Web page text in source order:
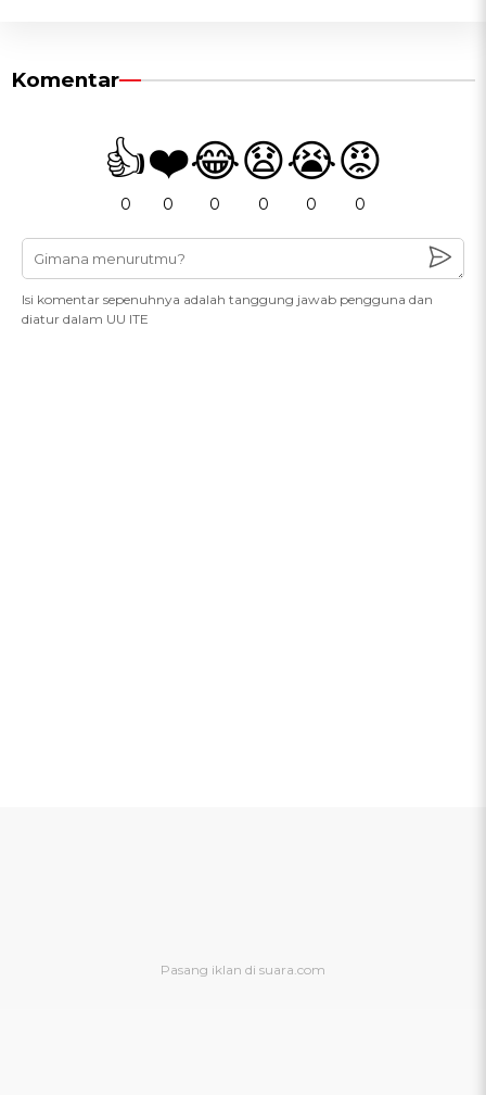
Komentar
👍
0
❤️
0
😂
0
😧
0
😭
0
😡
0
Isi komentar sepenuhnya adalah tanggung jawab pengguna dan
diatur dalam UU ITE